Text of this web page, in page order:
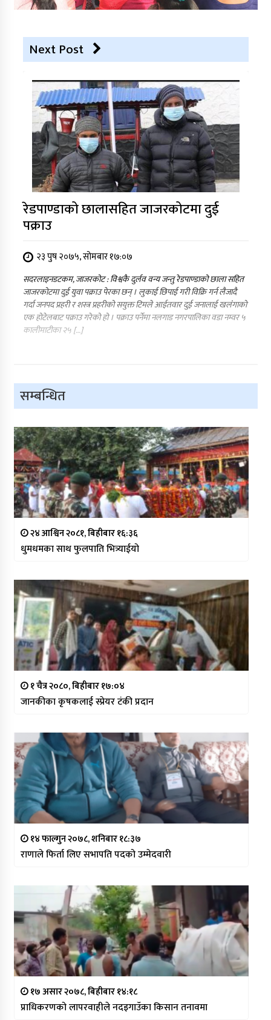
Next Post
रेडपाण्डाको छालासहित जाजरकोटमा दुई
पक्राउ
२३ पुष २०७५, सोमबार १७:०७
सदरलाइनडटकम, जाजरकोट : विश्वकै दुर्लव वन्य जन्तु रेडपाण्डाको छाला सहित
जाजरकोटमा दुई युवा पक्राउ पेरका छन् । लुकाई छिपाई गरी विक्रि गर्न लैजादै
गर्दा जनपद प्रहरी र शस्त्र प्रहरीको सयुक्त टिमले आईतवार दुई जनालाई खलंंगाको
एक होटेलबाट पक्राउ गरेको हो । पक्राउ पर्नेमा नलगाड नगरपालिका वडा नम्वर ५
कालीमाटीका २५ […]
सम्बन्धित
२४ आश्विन २०८१, बिहीबार १६:३६
धुमधमका साथ फुलपाति भित्र्याईयो
१ चैत्र २०८०, बिहीबार १७:०४
जानकीका कृषकलाई स्प्रेयर टंकी प्रदान
१४ फाल्गुन २०७८, शनिबार १८:३७
राणाले फिर्ता लिए सभापति पदको उम्मेदवारी
१७ असार २०७८, बिहीबार १४:१८
प्राधिकरणको लापरवाहीले नदइगाउँका किसान तनावमा